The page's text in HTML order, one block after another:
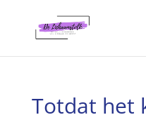
Totdat het